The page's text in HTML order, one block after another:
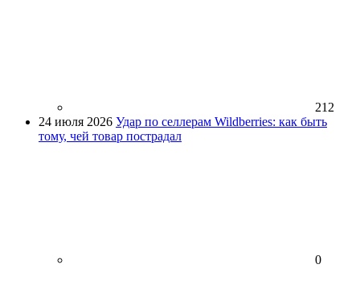
212
24 июля 2026 Удар по селлерам Wildberries: как быть
тому, чей товар пострадал
0